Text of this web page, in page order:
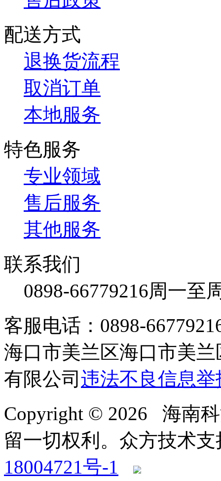
配送方式
退换货流程
取消订单
本地服务
特色服务
专业领域
售后服务
其他服务
联系我们
0898-66779216周一至
客服电话：0898-
海口市美兰区海口市美
有限公司 违法不良信息举
Copyright © 2026 海南
留一切权利。 众方技术支
18004721号-1